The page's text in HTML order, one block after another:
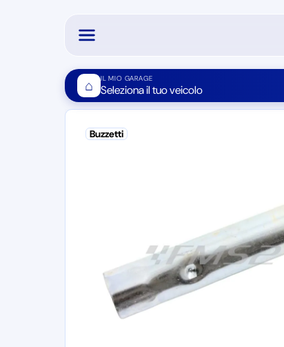
⌂ IL MIO GARAGE
Seleziona il tuo veicolo
Buzzetti